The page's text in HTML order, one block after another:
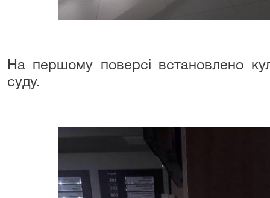
На першому поверсі встановлено
суду.